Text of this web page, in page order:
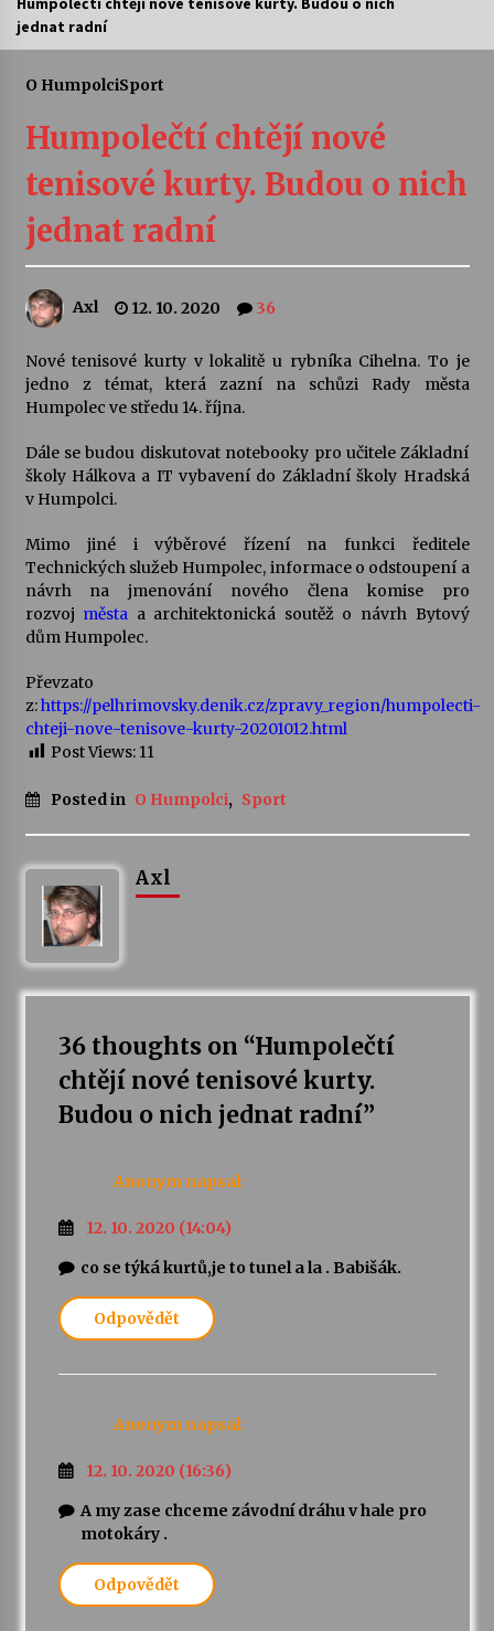
4. 8. 2026
Vernisáž výstavy Josefíny Duškové: Stávám se
30. 7. 2026
Veselí muzikanti
30. 7. 2026
šedesátka: 28. 7.–1. 8. 2026
28. 7. 2026
Jenakaši
28. 7. 2026
Votavžatský ploty
23. 7. 2026
14. 7. 2026
13. 7. 2026
Varhanní recitál Michala Novenka v Klášteře
Želiv
3. 7. 2026
jednat radní
O HumpolciSport
Humpolečtí chtějí nové
tenisové kurty. Budou o nich
jednat radní
Axl 12. 10. 2020 36
Nové tenisové kurty v lokalitě u rybníka Cihelna. To je
jedno z témat, která zazní na schůzi Rady města
Humpolec ve středu 14. října.
Dále se budou diskutovat notebooky pro učitele Základní
školy Hálkova a IT vybavení do Základní školy Hradská
v Humpolci.
Mimo jiné i výběrové řízení na funkci ředitele
Technických služeb Humpolec, informace o odstoupení a
návrh na jmenování nového člena komise pro
rozvoj města a architektonická soutěž o návrh Bytový
dům Humpolec.
Převzato
z:https://pelhrimovsky.denik.cz/zpravy_region/humpolecti-
chteji-nove-tenisove-kurty-20201012.html
Post Views: 11
Posted in O Humpolci, Sport
Axl
36 thoughts on “Humpolečtí
chtějí nové tenisové kurty.
Budou o nich jednat radní”
Anonym napsal:
12. 10. 2020 (14:04)
co se týká kurtů,je to tunel a la . Babišák.
Odpovědět
Anonym napsal:
12. 10. 2020 (16:36)
A my zase chceme závodní dráhu v hale pro
motokáry .
Odpovědět